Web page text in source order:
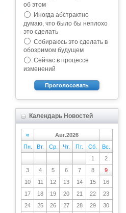
об этом
Иногда абстрактно
думаю, что было бы неплохо
это сделать
Собираюсь это сделать в
обозримом будущем
Сейчас в процессе
изменений
Проголосовать
Календарь Новостей
«
Авг.2026
Пн.
Вт. Ср. Чт. Пт. Сб.
Вс.
1
2
3
4 5 6 7 8
9
10
11 12 13 14 15
16
17
18 19 20 21 22
23
24
25 26 27 28 29
30